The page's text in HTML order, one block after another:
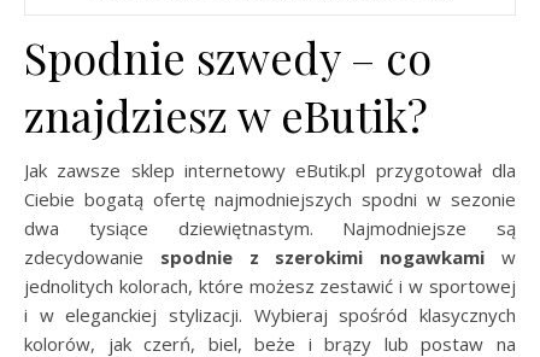
Spodnie szwedy – co
znajdziesz w eButik?
Jak zawsze sklep internetowy eButik.pl przygotował dla
Ciebie bogatą ofertę najmodniejszych spodni w sezonie
dwa tysiące dziewiętnastym. Najmodniejsze są
zdecydowanie spodnie z szerokimi nogawkami w
jednolitych kolorach, które możesz zestawić i w sportowej
i w eleganckiej stylizacji. Wybieraj spośród klasycznych
kolorów, jak czerń, biel, beże i brązy lub postaw na